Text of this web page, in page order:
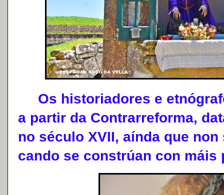
Os historiadores e
a partir da Contrarreforma,
no século XVII, aínda que
cando se constrúan con máis